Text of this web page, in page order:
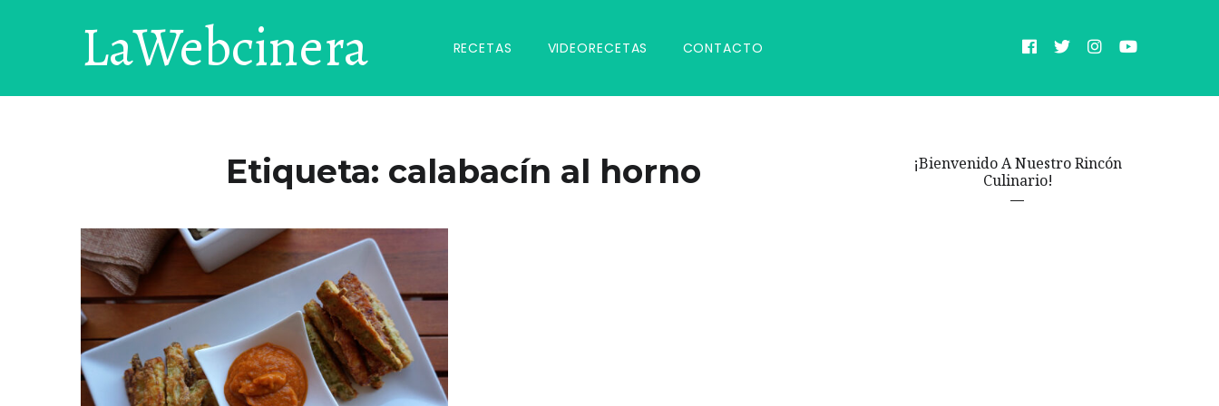
LaWebcinera RECETAS VIDEORECETAS CONTACTO
Etiqueta: calabacín al horno
¡Bienvenido A Nuestro Rincón
Culinario!